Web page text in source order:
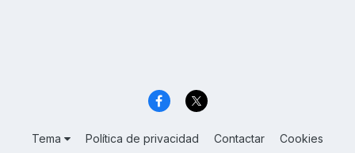
Tema Política de privacidad Contactar Cookies